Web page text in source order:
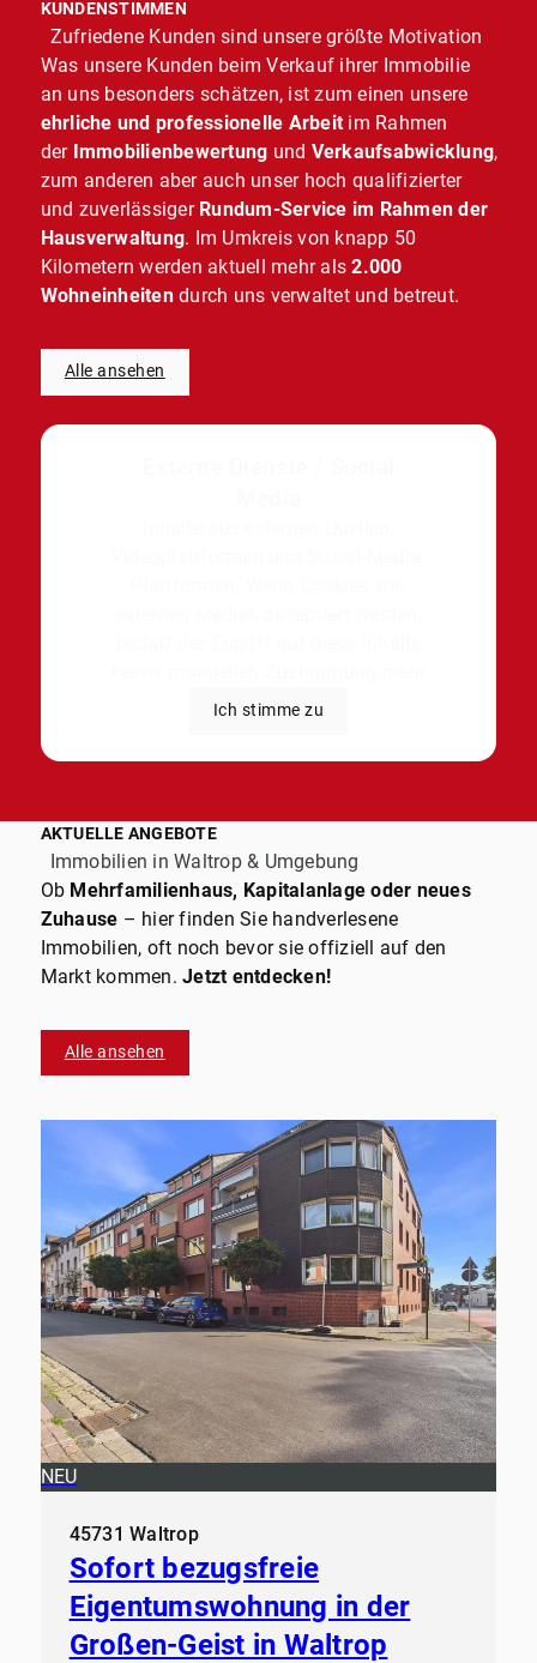
KUNDENSTIMMEN
Zufriedene Kunden sind unsere größte Motivation
Was unsere Kunden beim Verkauf ihrer Immobilie
an uns besonders schätzen, ist zum einen unsere
ehrliche und professionelle Arbeit im Rahmen
der Immobilienbewertung und Verkaufsabwicklung,
zum anderen aber auch unser hoch qualifizierter
und zuverlässiger Rundum-Service im Rahmen der
Hausverwaltung. Im Umkreis von knapp 50
Kilometern werden aktuell mehr als2.000
Wohneinheitendurch uns verwaltet und betreut.
Alle ansehen
Ich stimme zu
AKTUELLE ANGEBOTE
Immobilien in Waltrop & Umgebung
Ob Mehrfamilienhaus, Kapitalanlage oder neues
Zuhause – hier finden Sie handverlesene
Immobilien, oft noch bevor sie offiziell auf den
Markt kommen.Jetzt entdecken!
Alle ansehen
NEU
45731 Waltrop
Sofort bezugsfreie
Eigentumswohnung in der
Großen-Geist in Waltrop